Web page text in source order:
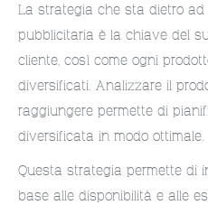
La strategia che sta dietro
pubblicitaria è la chiave del
cliente, così come ogni
diversificati. Analizzare il
raggiungere permette di
diversificata in modo ottimale.
Questa strategia permette di
base alle disponibilità e alle